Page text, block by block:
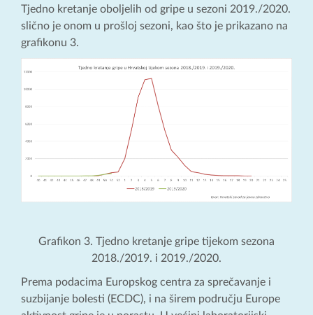
Tjedno kretanje oboljelih od gripe u sezoni 2019./2020.
slično je onom u prošloj sezoni, kao što je prikazano na
grafikonu 3.
Grafikon 3. Tjedno kretanje gripe tijekom sezona
2018./2019. i 2019./2020.
Prema podacima Europskog centra za sprečavanje i
suzbijanje bolesti (ECDC), i na širem području Europe